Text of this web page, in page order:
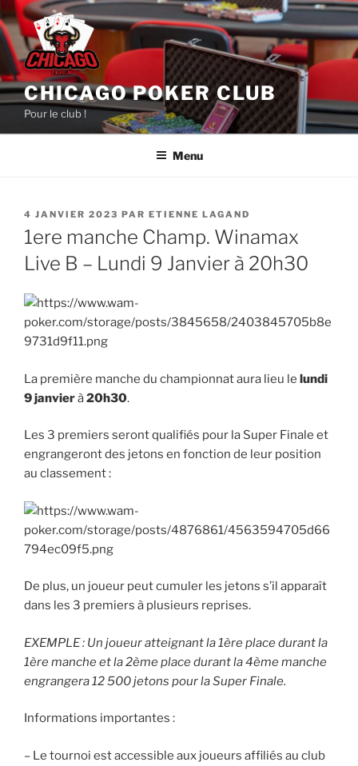
Aller
au
contenu
principal
CHICAGO POKER CLUB
Pour le club !
Menu
PUBLIÉ
LE
4 JANVIER 2023 PAR ETIENNE LAGAND
1ere manche Champ. Winamax
Live B – Lundi 9 Janvier à 20h30
La première manche du championnat aura lieu le lundi
9 janvierà20h30.
Les 3 premiers seront qualifiés pour la Super Finale et
engrangeront des jetons en fonction de leur position
au classement :
De plus, un joueur peut cumuler les jetons s’il apparaît
dans les 3 premiers à plusieurs reprises.
EXEMPLE : Un joueur atteignant la 1ère place durant la
1ère manche et la 2ème place durant la 4ème manche
engrangera 12 500 jetons pour la Super Finale.
Informations importantes :
– Le tournoi est accessible aux joueurs affiliés au club